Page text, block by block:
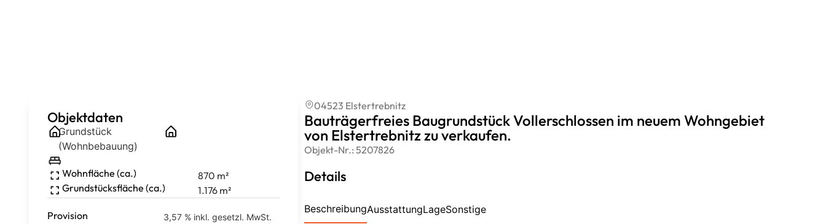
Objektdaten
Grundstück
(Wohnbebauung)
Wohnfläche (ca.) 870 m²
Grundstücksfläche (ca.)
1.176 m²
Provision 3,57 % inkl. gesetzl. MwSt.
04523 Elstertrebnitz
Bauträgerfreies Baugrundstück Vollerschlossen im neuem Wohngebiet
von Elstertrebnitz zu verkaufen.
Objekt-Nr.: 5207826
Details
BeschreibungAusstattungLageSonstige